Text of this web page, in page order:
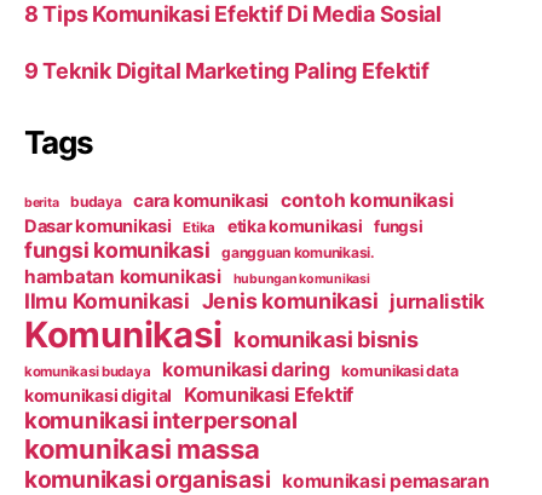
8 Tips Komunikasi Efektif Di Media Sosial
9 Teknik Digital Marketing Paling Efektif
Tags
berita budaya cara komunikasi contoh komunikasi
Dasar komunikasi Etika etika komunikasi fungsi
fungsi komunikasi gangguan komunikasi.
hambatan komunikasi hubungan komunikasi
Ilmu Komunikasi Jenis komunikasi jurnalistik
Komunikasi komunikasi bisnis
komunikasi budaya komunikasi daring komunikasi data
komunikasi digital Komunikasi Efektif
komunikasi interpersonal
komunikasi massa
komunikasi organisasi komunikasi pemasaran